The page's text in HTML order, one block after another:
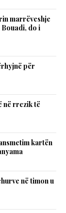
marrëveshje
do i
për
në rrezik të
kartën
në timon u